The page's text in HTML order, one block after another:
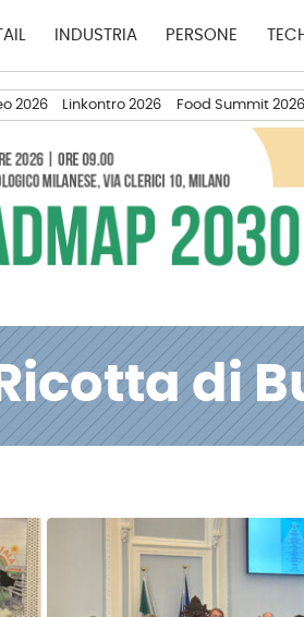
INDUSTRIA PERSONE
2026 Linkontro 2026 Food Summit 2026
Ricotta di